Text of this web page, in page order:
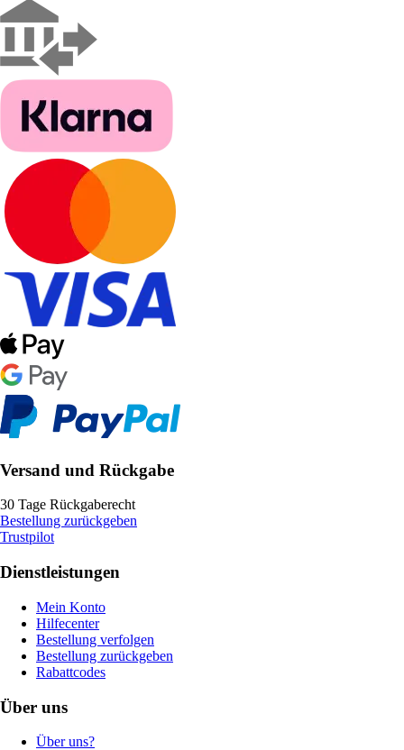
Versand und Rückgabe
30 Tage Rückgaberecht
Bestellung zurückgeben
Trustpilot
Dienstleistungen
Mein Konto
Hilfecenter
Bestellung verfolgen
Bestellung zurückgeben
Rabattcodes
Über uns
Über uns?